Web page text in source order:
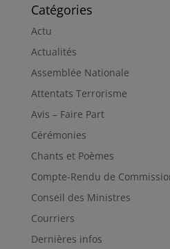
Catégories
Actu
Actualités
Assemblée Nationale
Attentats Terrorisme
Avis – Faire Part
Cérémonies
Chants et Poèmes
Compte-Rendu de
Conseil des Ministres
Courriers
Dernières infos